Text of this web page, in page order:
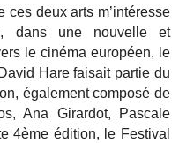
ces deux arts m’intéresse
dans une nouvelle et
le cinéma européen, le
Hare faisait partie du
également composé de
Ana Girardot, Pascale
4ème édition, le Festival